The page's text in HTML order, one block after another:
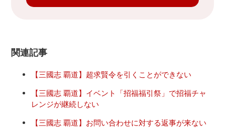
関連記事
【三國志 覇道】超求賢令を引くことができない
【三國志 覇道】イベント「招福福引祭」で招福チャ
レンジが継続しない
【三國志 覇道】お問い合わせに対する返事が来ない